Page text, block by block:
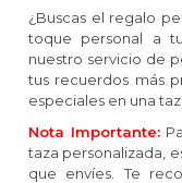
¿Buscas el regalo
toque personal a
nuestro servicio de
tus recuerdos más
especiales en una
Nota Importante:
taza personalizada,
que envíes. Te